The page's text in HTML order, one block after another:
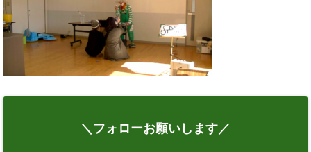
＼フォローお願いします／